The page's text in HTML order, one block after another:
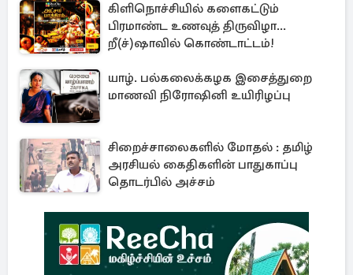
கிளிநொச்சியில் களைகட்டும்
பிரமாண்ட உணவுத் திருவிழா...
றீ(ச்)ஷாவில் கொண்டாட்டம்!
யாழ். பல்கலைக்கழக இசைத்துறை
மாணவி நிரோஷினி உயிரிழப்பு
சிறைச்சாலைகளில் மோதல் : தமிழ்
அரசியல் கைதிகளின் பாதுகாப்பு
தொடர்பில் அச்சம்